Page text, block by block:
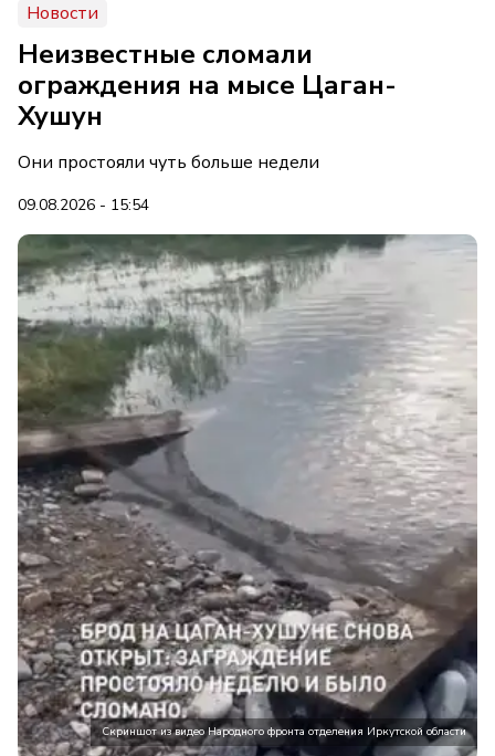
Новости
Неизвестные сломали
ограждения на мысе Цаган-
Хушун
Они простояли чуть больше недели
09.08.2026 - 15:54
Скриншот из видео Народного фронта отделения Иркутской области